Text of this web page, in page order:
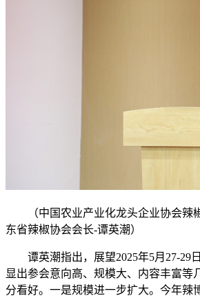
（中国农业产业化龙头企业协会辣
东省辣椒协会会长-谭英潮）
谭英潮指出，展望2025年5月27-29
显出参会意向高、规模大、内容丰富等
分看好。一是规模进一步扩大。今年辣